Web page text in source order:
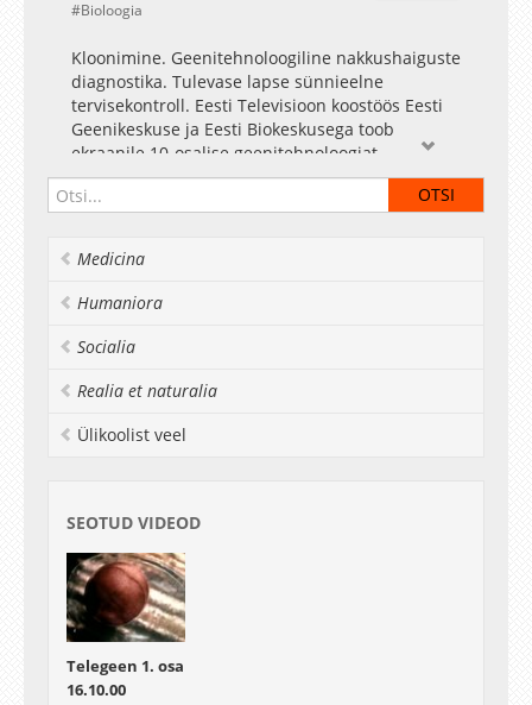
Bioloogia
Kloonimine. Geenitehnoloogiline nakkushaiguste
diagnostika. Tulevase lapse sünnieelne
tervisekontroll. Eesti Televisioon koostöös Eesti
Geenikeskuse ja Eesti Biokeskusega toob
ekraanile 10-osalise geenitehnoloogiat
tutvustava haridusliku saatesarja. Kümne
saatega antakse ülevaade rakubioloogiast,
meditsiinis, keskkonnakaitses ja
põllumajanduses, saates esinevad mitmed
nimekad teadlased Tartu Ülikoolist ning
Medicina
Humaniora
Socialia
Realia et naturalia
Ülikoolist veel
SEOTUD VIDEOD
Telegeen 1. osa
16.10.00